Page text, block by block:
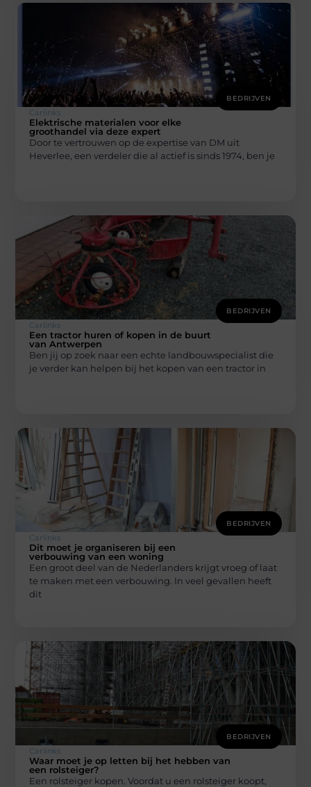
BEDRIJVEN
Carlinks
Elektrische materialen voor elke
groothandel via deze expert
Door te vertrouwen op de expertise van DM uit
Heverlee, een verdeler die al actief is sinds 1974, ben je
BEDRIJVEN
Carlinks
Een tractor huren of kopen in de buurt
van Antwerpen
Ben jij op zoek naar een echte landbouwspecialist die
je verder kan helpen bij het kopen van een tractor in
BEDRIJVEN
Carlinks
Dit moet je organiseren bij een
verbouwing van een woning
Een groot deel van de Nederlanders krijgt vroeg of laat
te maken met een verbouwing. In veel gevallen heeft
dit
BEDRIJVEN
Carlinks
Waar moet je op letten bij het hebben van
een rolsteiger?
Een rolsteiger kopen. Voordat u een rolsteiger koopt,